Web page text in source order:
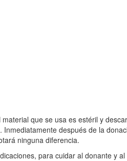
que se usa es estéril y
después de la
ninguna diferencia.
para cuidar al donante y al